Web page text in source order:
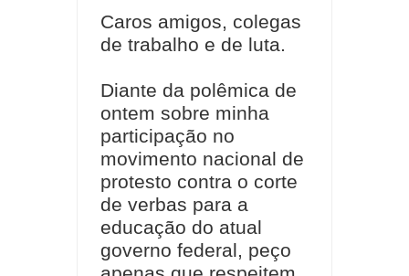
Caros amigos, colegas
de trabalho e de luta.
Diante da polêmica de
ontem sobre minha
participação no
movimento nacional de
protesto contra o corte
de verbas para a
educação do atual
governo federal, peço